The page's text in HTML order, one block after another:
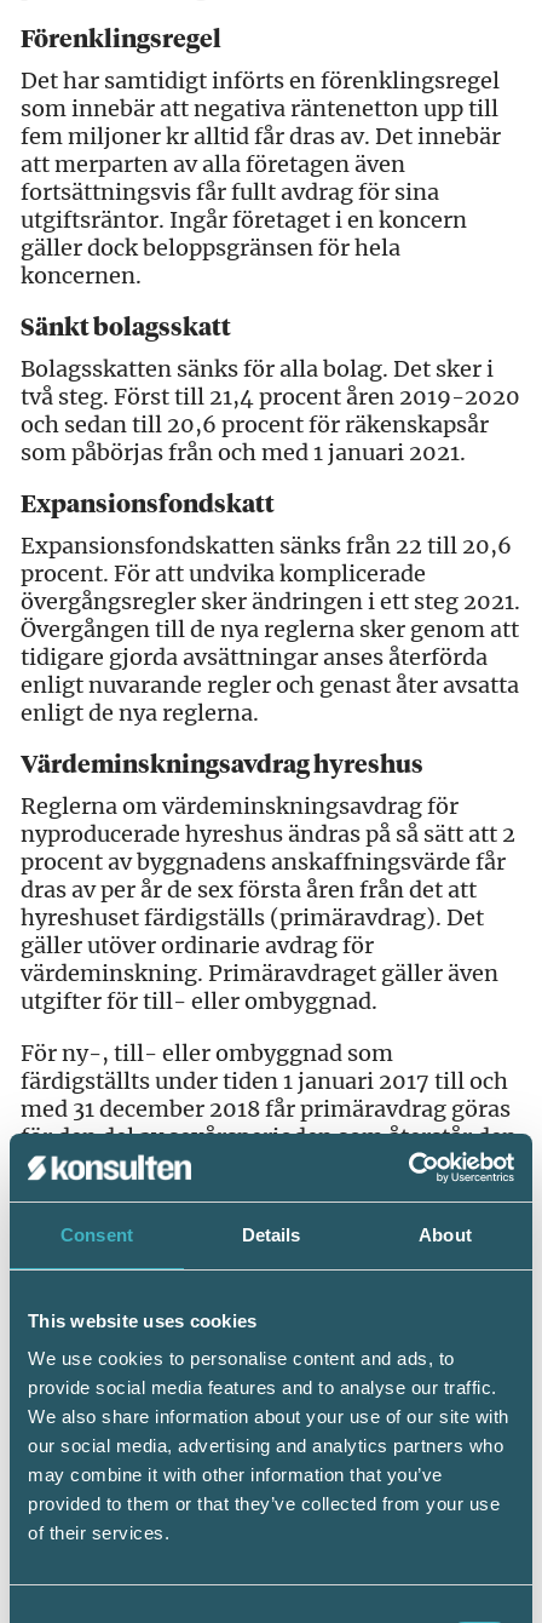
Consent Details About
This website uses cookies
We use cookies to personalise content and ads, to
provide social media features and to analyse our traffic.
We also share information about your use of our site with
our social media, advertising and analytics partners who
may combine it with other information that you’ve
provided to them or that they’ve collected from your use
of their services.
Förenklingsregel
Det har samtidigt införts en förenklingsregel
som innebär att negativa räntenetton upp till
fem miljoner kr alltid får dras av. Det innebär
att merparten av alla företagen även
fortsättningsvis får fullt avdrag för sina
utgiftsräntor. Ingår företaget i en koncern
gäller dock beloppsgränsen för hela
koncernen.
Sänkt bolagsskatt
Bolagsskatten sänks för alla bolag. Det sker i
två steg. Först till 21,4 procent åren 2019-2020
och sedan till 20,6 procent för räkenskapsår
som påbörjas från och med 1 januari 2021.
Expansionsfondskatt
Expansionsfondskatten sänks från 22 till 20,6
procent. För att undvika komplicerade
övergångsregler sker ändringen i ett steg 2021.
Övergången till de nya reglerna sker genom att
tidigare gjorda avsättningar anses återförda
enligt nuvarande regler och genast åter avsatta
enligt de nya reglerna.
Värdeminskningsavdrag hyreshus
Reglerna om värdeminskningsavdrag för
nyproducerade hyreshus ändras på så sätt att 2
procent av byggnadens anskaffningsvärde får
dras av per år de sex första åren från det att
hyreshuset färdigställs (primäravdrag). Det
gäller utöver ordinarie avdrag för
värdeminskning. Primäravdraget gäller även
utgifter för till- eller ombyggnad.
För ny-, till- eller ombyggnad som
färdigställts under tiden 1 januari 2017 till och
med 31 december 2018 får primäravdrag göras
för den del av sexårsperioden som återstår den
1 januari 2019.
procent av statslåneräntan.
Det införs särskilda övergångsregler för
återföring av periodiseringsfonder där ett
något högre belopp ska återföras än det som
satts av till fonden. Motiveringen till det är att
den sänkta bolagsskatten inte ska leda till
oönskad skatteplanering.